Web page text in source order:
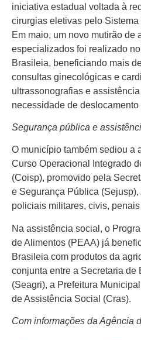
iniciativa estadual voltada à
cirurgias eletivas pelo
Em maio, um novo mutirão de
especializados foi realizado
Brasileia, beneficiando mais
consultas ginecológicas e
ultrassonografias e
necessidade de deslocamento
Segurança pública e
O município também sediou a
Curso Operacional Integrado
(Coisp), promovido pela
e Segurança Pública
policiais militares, civis,
Na assistência social, o
de Alimentos (PEAA) já
Brasileia com produtos da
conjunta entre a Secretaria de
(Seagri), a Prefeitura
de Assistência Social (Cras).
Com informações da Agência